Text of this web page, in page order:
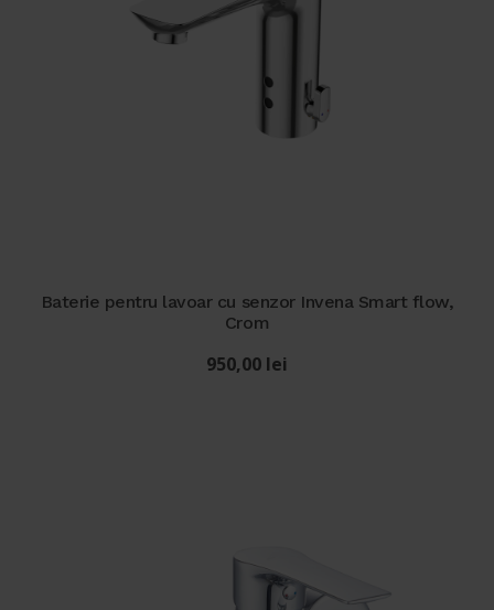
Baterie pentru lavoar cu senzor Invena Smart flow,
Crom
950,00 lei